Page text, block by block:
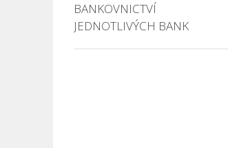
BANKOVNICTVÍ
JEDNOTLIVÝCH BANK